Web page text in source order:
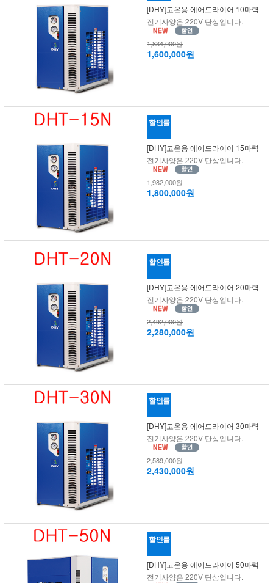
[DHY]고온용 에어드라이어 10마력
전기사양은 220V 단상입니다.
1,834,000원
1,600,000원
할인률
[DHY]고온용 에어드라이어 15마력
전기사양은 220V 단상입니다.
1,982,000원
1,800,000원
할인률
[DHY]고온용 에어드라이어 20마력
전기사양은 220V 단상입니다.
2,492,000원
2,280,000원
할인률
[DHY]고온용 에어드라이어 30마력
전기사양은 220V 단상입니다.
2,589,000원
2,430,000원
할인률
[DHY]고온용 에어드라이어 50마력
전기사양은 220V 단상입니다.